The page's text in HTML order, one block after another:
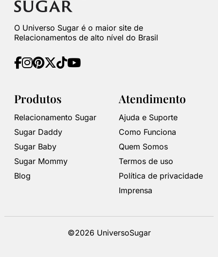
O Universo Sugar é o maior site de
Relacionamentos de alto nível do Brasil
Produtos
Relacionamento Sugar
Sugar Daddy
Sugar Baby
Sugar Mommy
Blog
Atendimento
Ajuda e Suporte
Como Funciona
Quem Somos
Termos de uso
Política de privacidade
Imprensa
©2026 UniversoSugar